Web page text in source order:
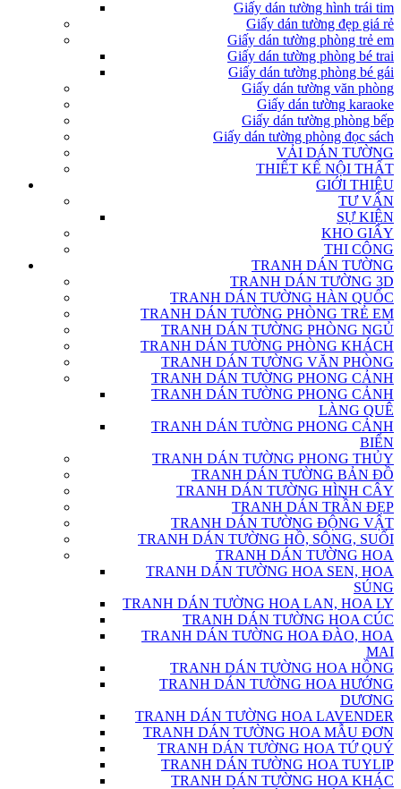
Giấy dán tường hình trái tim
Giấy dán tường đẹp giá rẻ
Giấy dán tường phòng trẻ em
Giấy dán tường phòng bé trai
Giấy dán tường phòng bé gái
Giấy dán tường văn phòng
Giấy dán tường karaoke
Giấy dán tường phòng bếp
Giấy dán tường phòng đọc sách
VẢI DÁN TƯỜNG
THIẾT KẾ NỘI THẤT
GIỚI THIỆU
TƯ VẤN
SỰ KIỆN
KHO GIẤY
THI CÔNG
TRANH DÁN TƯỜNG
TRANH DÁN TƯỜNG 3D
TRANH DÁN TƯỜNG HÀN QUỐC
TRANH DÁN TƯỜNG PHÒNG TRẺ EM
TRANH DÁN TƯỜNG PHÒNG NGỦ
TRANH DÁN TƯỜNG PHÒNG KHÁCH
TRANH DÁN TƯỜNG VĂN PHÒNG
TRANH DÁN TƯỜNG PHONG CẢNH
TRANH DÁN TƯỜNG PHONG CẢNH
LÀNG QUÊ
TRANH DÁN TƯỜNG PHONG CẢNH
BIỂN
TRANH DÁN TƯỜNG PHONG THỦY
TRANH DÁN TƯỜNG BẢN ĐỒ
TRANH DÁN TƯỜNG HÌNH CÂY
TRANH DÁN TRẦN ĐẸP
TRANH DÁN TƯỜNG ĐỘNG VẬT
TRANH DÁN TƯỜNG HỒ, SÔNG, SUỐI
TRANH DÁN TƯỜNG HOA
TRANH DÁN TƯỜNG HOA SEN, HOA
SÚNG
TRANH DÁN TƯỜNG HOA LAN, HOA LY
TRANH DÁN TƯỜNG HOA CÚC
TRANH DÁN TƯỜNG HOA ĐÀO, HOA
MAI
TRANH DÁN TƯỜNG HOA HỒNG
TRANH DÁN TƯỜNG HOA HƯỚNG
DƯƠNG
TRANH DÁN TƯỜNG HOA LAVENDER
TRANH DÁN TƯỜNG HOA MẪU ĐƠN
TRANH DÁN TƯỜNG HOA TỨ QUÝ
TRANH DÁN TƯỜNG HOA TUYLIP
TRANH DÁN TƯỜNG HOA KHÁC